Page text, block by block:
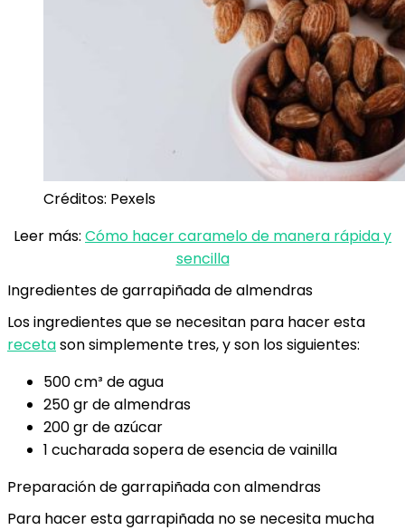
Créditos: Pexels
Leer más: Cómo hacer caramelo de manera rápida y
sencilla
Ingredientes de garrapiñada de almendras
Los ingredientes que se necesitan para hacer esta
recetason simplemente tres, y son los siguientes:
500 cm³ de agua
250 gr de almendras
200 gr de azúcar
1 cucharada sopera de esencia de vainilla
Preparación de garrapiñada con almendras
Para hacer esta garrapiñada no se necesita mucha